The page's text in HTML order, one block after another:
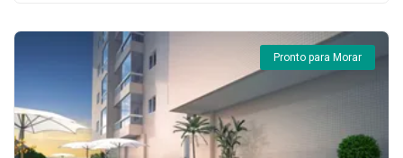
Pronto para Morar